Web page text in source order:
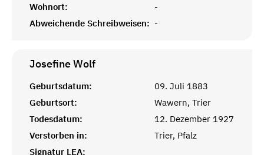
Wohnort:
-
Abweichende Schreibweisen: -
JosefineWolf
Geburtsdatum:
09. Juli 1883
Geburtsort:
Wawern, Trier
Todesdatum:
12. Dezember 1927
Verstorben in:
Trier, Pfalz
Signatur LEA: